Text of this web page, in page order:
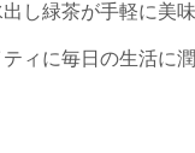
し緑茶が手軽に美
ィに毎日の生活に